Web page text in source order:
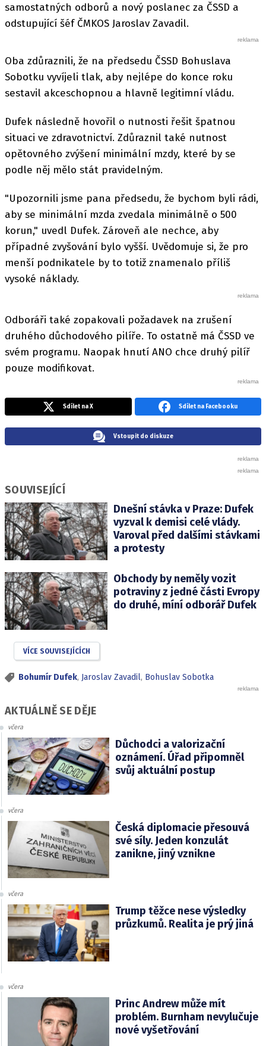
samostatných odborů a nový poslanec za ČSSD a
odstupující šéf ČMKOS Jaroslav Zavadil.
Oba zdůraznili, že na předsedu ČSSD Bohuslava
Sobotku vyvíjeli tlak, aby nejlépe do konce roku
sestavil akceschopnou a hlavně legitimní vládu.
Dufek následně hovořil o nutnosti řešit špatnou
situaci ve zdravotnictví. Zdůraznil také nutnost
opětovného zvýšení minimální mzdy, které by se
podle něj mělo stát pravidelným.
"Upozornili jsme pana předsedu, že bychom byli rádi,
aby se minimální mzda zvedala minimálně o 500
korun," uvedl Dufek. Zároveň ale nechce, aby
případné zvyšování bylo vyšší. Uvědomuje si, že pro
menší podnikatele by to totiž znamenalo příliš
vysoké náklady.
Odboráři také zopakovali požadavek na zrušení
druhého důchodového pilíře. To ostatně má ČSSD ve
svém programu. Naopak hnutí ANO chce druhý pilíř
pouze modifikovat.
Sdílet na X Sdílet na Facebooku
Vstoupit do diskuze
SOUVISEJÍCÍ
Dnešní stávka v Praze: Dufek
vyzval k demisi celé vlády.
Varoval před dalšími stávkami
a protesty
Obchody by neměly vozit
potraviny z jedné části Evropy
do druhé, míní odborář Dufek
VÍCE SOUVISEJÍCÍCH
Bohumír Dufek, Jaroslav Zavadil, Bohuslav Sobotka
AKTUÁLNĚ SE DĚJE
včera
Důchodci a valorizační
oznámení. Úřad připomněl
svůj aktuální postup
včera
Česká diplomacie přesouvá
své síly. Jeden konzulát
zanikne, jiný vznikne
včera
Trump těžce nese výsledky
průzkumů. Realita je prý jiná
včera
Princ Andrew může mít
problém. Burnham nevylučuje
nové vyšetřování